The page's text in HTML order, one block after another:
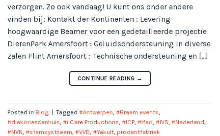
verzorgen. Zo ook vandaag! U kunt ons onder andere
vinden bij: Kontakt der Kontinenten : Levering
hoogwaardige Beamer voor een gedetailleerde projectie
DierenPark Amersfoort : Geluidsondersteuning in diverse
zalen Flint Amersfoort : Technische ondersteuning en […]
CONTINUE READING →
Posted in Blog | Tagged #Antwerpen #Braam events
#diakonessenhuis #i Care Productions #ICP #ifad #IVS #Nederland
#NVN #stemsystseem #VVD #Yakult prodentfabriek